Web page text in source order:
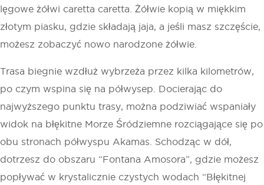
lęgowe żółwi caretta caretta. Żółwie kopią w miękkim
złotym piasku, gdzie składają jaja, a jeśli masz szczęście,
możesz zobaczyć nowo narodzone żółwie.
Trasa biegnie wzdłuż wybrzeża przez kilka kilometrów,
po czym wspina się na półwysep. Docierając do
najwyższego punktu trasy, można podziwiać wspaniały
widok na błękitne Morze Śródziemne rozciągające się po
obu stronach półwyspu Akamas. Schodząc w dół,
dotrzesz do obszaru “Fontana Amosora”, gdzie możesz
popływać w krystalicznie czystych wodach “Błękitnej